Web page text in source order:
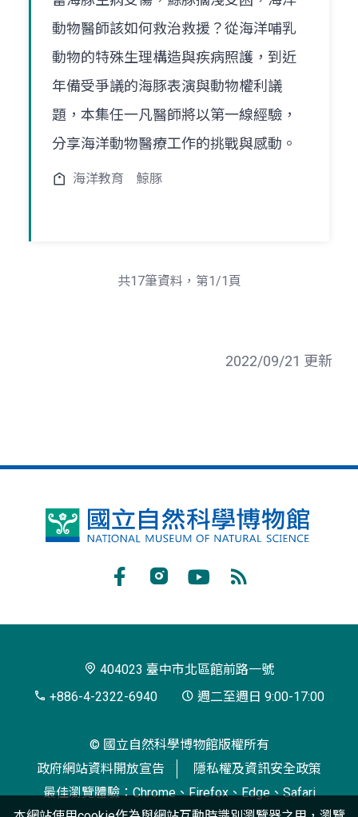
動物醫師該如何救治救援？從海洋哺乳
動物的特殊生理構造與疾病照護，到近
年備受爭議的海豚表演與動物權利議
題，本集任一凡醫師將以第一線經驗，
分享海洋動物醫療工作的挑戰與感動。
海洋教育 鯨豚
共17筆資料，第1/1頁
2022/09/21 更新
國
博
閱
404023 臺中市北區館前路一號
+886-4-2322-6940
週二至週日 9:00-17:00
© 國立自然科學博物館版權所有
政府網站資料開放宣告
隱私權及資訊安全政策
最佳瀏覽體驗：Chrome、Firefox、Edge、Safari